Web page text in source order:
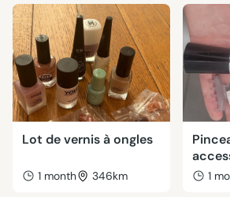
Lot de vernis à ongles
1 month 346km 1